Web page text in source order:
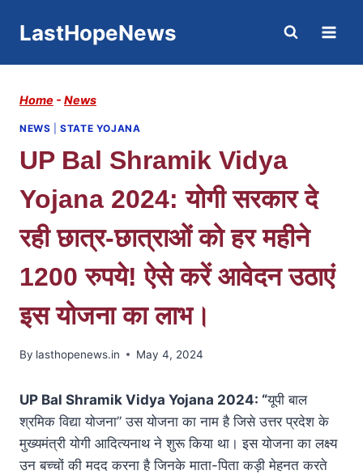
LastHopeNews
Home - News
NEWS |STATE YOJANA
UP Bal Shramik Vidya
Yojana 2024: योगी सरकार दे
रही छात्र-छात्राओं को हर महीने
1200 रुपये! ऐसे करें आवेदन उठाएं
इस योजना का लाभ।
By lasthopenews.in May 4, 2024
UP Bal Shramik Vidya Yojana 2024: “यूपी बाल
श्रमिक विद्या योजना” उस योजना का नाम है जिसे उत्तर प्रदेश के
मुख्यमंत्री योगी आदित्यनाथ ने शुरू किया था। इस योजना का लक्ष्य
उन बच्चों की मदद करना है जिनके माता-पिता कड़ी मेहनत करते